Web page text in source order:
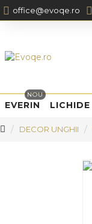
office@evoqe.ro
EVERIN
NOU
LICHIDE
DECOR UNGHII